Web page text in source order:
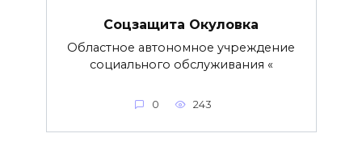
Соцзащита Окуловка
Областное автономное учреждение
социального обслуживания «
0 243